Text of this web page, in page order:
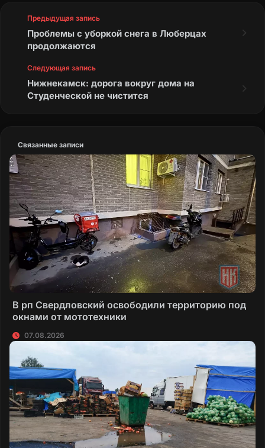
Предыдущая запись
Проблемы с уборкой снега в Люберцах
продолжаются
Следующая запись
Нижнекамск: дорога вокруг дома на
Студенческой не чистится
Связанные записи
В рп Свердловский освободили территорию под
окнами от мототехники
07.08.2026